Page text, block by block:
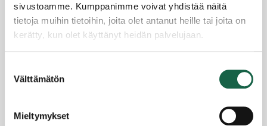
sivustoamme. Kumppanimme voivat yhdistää näitä
tietoja muihin tietoihin, joita olet antanut heille tai joita on
kerätty, kun olet käyttänyt heidän palvelujaan.
Evästeet >
valinta
Välttämätön
Mieltymykset
Johanna Valio akkuhankkeen projektipäälliköksi –
“Innolla mukana energiaratkaisujen
kehittämisessä”